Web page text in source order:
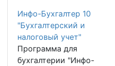
Инфо-Бухгалтер 10
"Бухгалтерский и
налоговый учет"
Программа для
бухгалтерии "Инфо-